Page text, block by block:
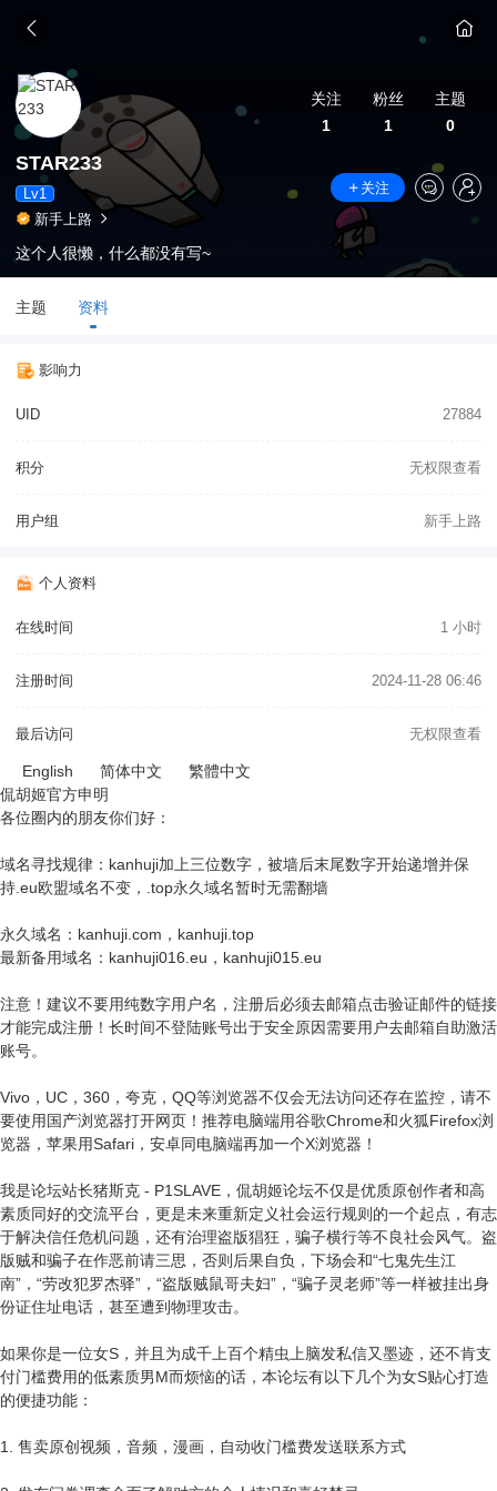
关注
1
粉丝
1
主题
0
STAR233
Lv1
关注
新手上路
这个人很懒，什么都没有写~
主题 资料
影响力
UID 27884
积分 无权限查看
用户组 新手上路
个人资料
在线时间 1 小时
注册时间 2024-11-28 06:46
最后访问 无权限查看
English 简体中文
繁體中文
侃胡姬官方申明
各位圈内的朋友你们好：
域名寻找规律：kanhuji加上三位数字，被墙后末尾数字开始递增并保
持.eu欧盟域名不变，.top永久域名暂时无需翻墙
永久域名：kanhuji.com，kanhuji.top
最新备用域名：kanhuji016.eu，kanhuji015.eu
注意！建议不要用纯数字用户名，注册后必须去邮箱点击验证邮件的链接
才能完成注册！长时间不登陆账号出于安全原因需要用户去邮箱自助激活
账号。
Vivo，UC，360，夸克，QQ等浏览器不仅会无法访问还存在监控，请不
要使用国产浏览器打开网页！推荐电脑端用谷歌Chrome和火狐Firefox浏
览器，苹果用Safari，安卓同电脑端再加一个X浏览器！
我是论坛站长猪斯克 - P1SLAVE，侃胡姬论坛不仅是优质原创作者和高
素质同好的交流平台，更是未来重新定义社会运行规则的一个起点，有志
于解决信任危机问题，还有治理盗版猖狂，骗子横行等不良社会风气。盗
版贼和骗子在作恶前请三思，否则后果自负，下场会和“七鬼先生江
南”，“劳改犯罗杰驿”，“盗版贼鼠哥夫妇”，“骗子灵老师”等一样被挂出身
份证住址电话，甚至遭到物理攻击。
如果你是一位女S，并且为成千上百个精虫上脑发私信又墨迹，还不肯支
付门槛费用的低素质男M而烦恼的话，本论坛有以下几个为女S贴心打造
的便捷功能：
1. 售卖原创视频，音频，漫画，自动收门槛费发送联系方式